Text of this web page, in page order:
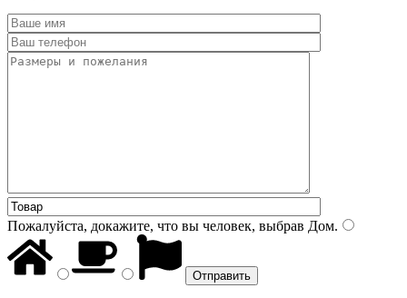
Пожалуйста, докажите, что вы человек, выбрав Дом.